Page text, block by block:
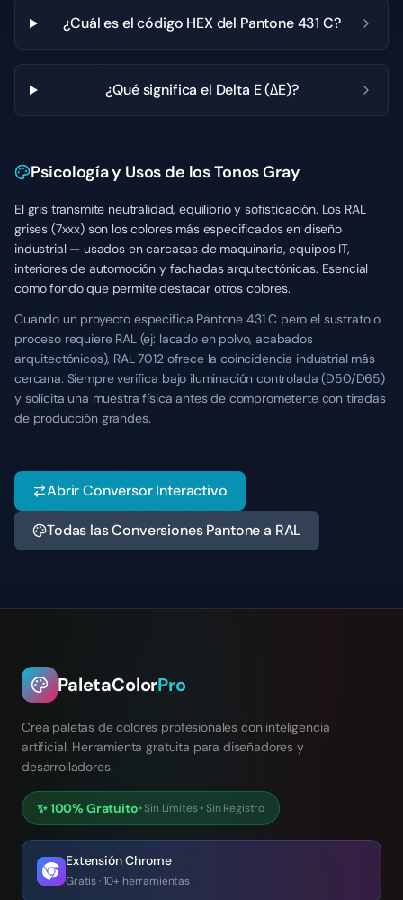
¿Cuál es el código HEX del Pantone 431 C?
¿Qué significa el Delta E (ΔE)?
Psicología y Usos de los Tonos Gray
El gris transmite neutralidad, equilibrio y sofisticación. Los RAL
grises (7xxx) son los colores más especificados en diseño
industrial — usados en carcasas de maquinaria, equipos IT,
interiores de automoción y fachadas arquitectónicas. Esencial
como fondo que permite destacar otros colores.
Cuando un proyecto especifica Pantone 431 C pero el sustrato o
proceso requiere RAL (ej: lacado en polvo, acabados
arquitectónicos), RAL 7012 ofrece la coincidencia industrial más
cercana. Siempre verifica bajo iluminación controlada (D50/D65)
y solicita una muestra física antes de comprometerte con tiradas
de producción grandes.
Abrir Conversor Interactivo
Todas las Conversiones Pantone a RAL
PaletaColorPro
Crea paletas de colores profesionales con inteligencia
artificial. Herramienta gratuita para diseñadores y
desarrolladores.
✨100% Gratuito•Sin Límites• Sin Registro
Extensión Chrome
Gratis · 10+ herramientas